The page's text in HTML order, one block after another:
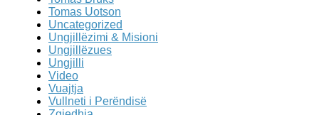
Tomas Uotson
Uncategorized
Ungjillëzimi & Misioni
Ungjillëzues
Ungjilli
Video
Vuajtja
Vullneti i Perëndisë